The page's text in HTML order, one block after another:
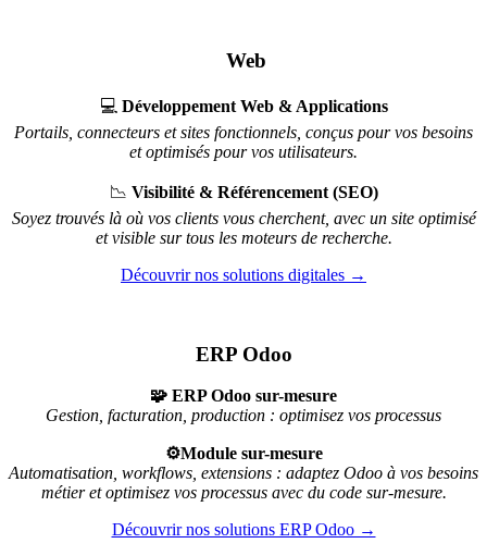
Web
💻 Développement Web & Applications
Portails, connecteurs et sites fonctionnels, conçus pour vos besoins
et optimisés pour vos utilisateurs.
📉 Visibilité & Référencement (SEO)
Soyez trouvés là où vos clients vous cherchent, avec un site optimisé
et visible sur tous les moteurs de recherche.
Découvrir nos solutions digitales →
ERP Odoo
🧩 ERP Odoo sur-mesure
Gestion, facturation, production : optimisez vos processus
⚙️Module sur-mesure
Automatisation, workflows, extensions : adaptez Odoo à vos besoins
métier et optimisez vos processus avec du code sur-mesure.
Découvrir nos solutions ERP Odoo →